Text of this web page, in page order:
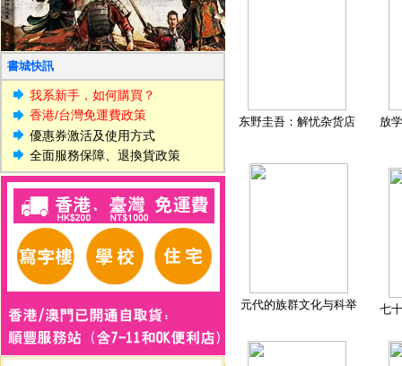
書城快訊
我系新手，如何購買？
香港/台灣免運費政策
優惠券激活及使用方式
全面服務保障、退換貨政策
东野圭吾：解忧杂货店 放
元代的族群文化与科举 七